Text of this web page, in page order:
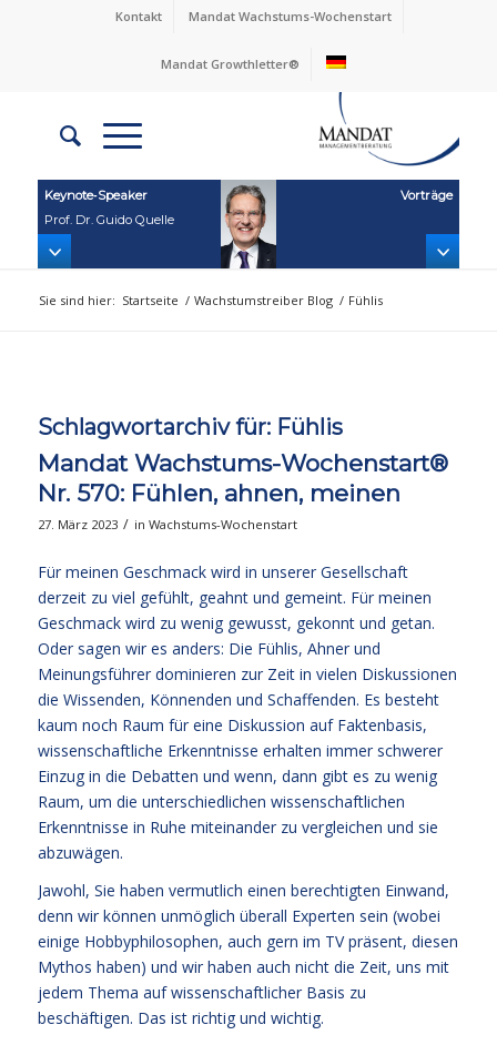
Kontakt Mandat Wachstums-Wochenstart
Mandat Growthletter®
Keynote‑Speaker
Prof. Dr. Guido Quelle
Vorträge
Sie sind hier: Startseite / Wachstumstreiber Blog / Fühlis
Schlagwortarchiv für: Fühlis
Mandat Wachstums-Wochenstart®
Nr. 570: Fühlen, ahnen, meinen
27. März 2023 / in Wachstums-Wochenstart
Für meinen Geschmack wird in unserer Gesellschaft
derzeit zu viel gefühlt, geahnt und gemeint. Für meinen
Geschmack wird zu wenig gewusst, gekonnt und getan.
Oder sagen wir es anders: Die Fühlis, Ahner und
Meinungsführer dominieren zur Zeit in vielen Diskussionen
die Wissenden, Könnenden und Schaffenden. Es besteht
kaum noch Raum für eine Diskussion auf Faktenbasis,
wissenschaftliche Erkenntnisse erhalten immer schwerer
Einzug in die Debatten und wenn, dann gibt es zu wenig
Raum, um die unterschiedlichen wissenschaftlichen
Erkenntnisse in Ruhe miteinander zu vergleichen und sie
abzuwägen.
Jawohl, Sie haben vermutlich einen berechtigten Einwand,
denn wir können unmöglich überall Experten sein (wobei
einige Hobbyphilosophen, auch gern im TV präsent, diesen
Mythos haben) und wir haben auch nicht die Zeit, uns mit
jedem Thema auf wissenschaftlicher Basis zu
beschäftigen. Das ist richtig und wichtig.